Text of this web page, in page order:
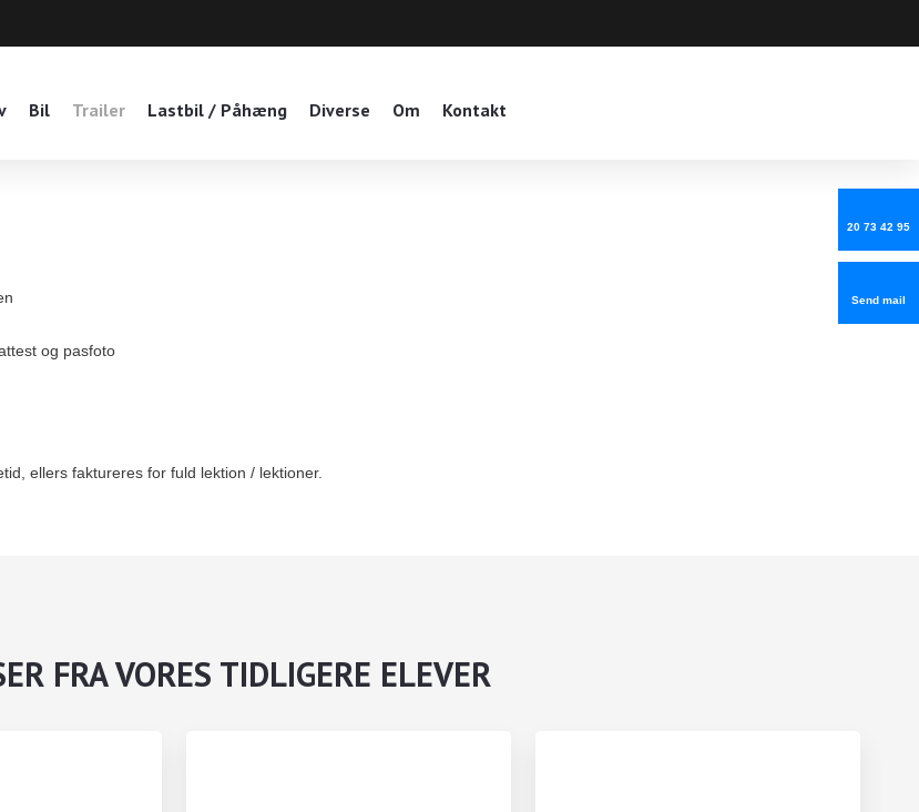
Bil Trailer Lastbil / Påhæng Diverse Om Kontakt
20 73 42 95
Send mail
og pasfoto
ellers faktureres for fuld lektion / lektioner.
FRA VORES TIDLIGERE ELEVER